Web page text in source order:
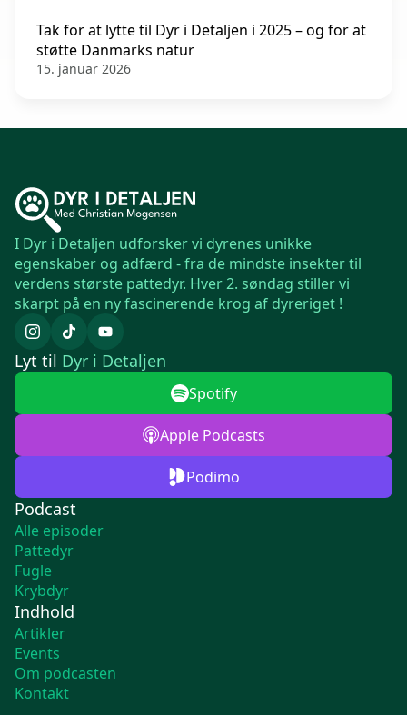
Tak for at lytte til Dyr i Detaljen i 2025 – og for at
støtte Danmarks natur
15. januar 2026
I Dyr i Detaljen udforsker vi dyrenes unikke
egenskaber og adfærd - fra de mindste insekter til
verdens største pattedyr. Hver 2. søndag stiller vi
skarpt på en ny fascinerende krog af dyreriget !
Podcast
Alle episoder
Pattedyr
Fugle
Krybdyr
Indhold
Artikler
Events
Om podcasten
Kontakt
Lyt til Dyr i Detaljen
Spotify
Apple Podcasts
Podimo